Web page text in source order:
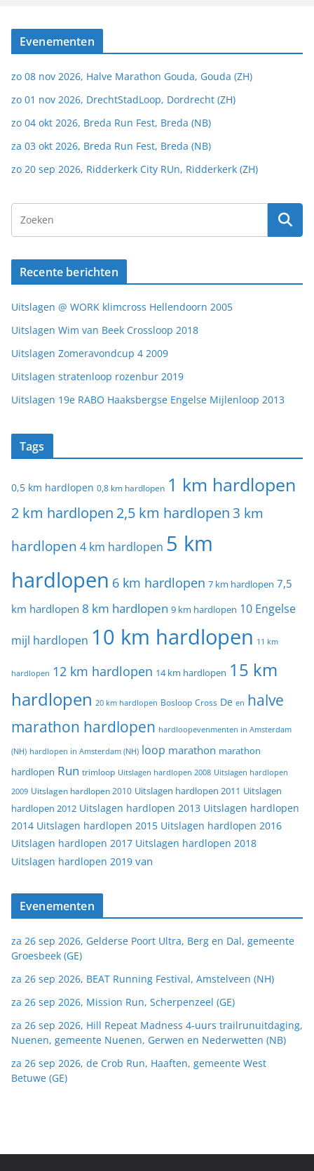
Evenementen
zo 08 nov 2026, Halve Marathon Gouda, Gouda (ZH)
zo 01 nov 2026, DrechtStadLoop, Dordrecht (ZH)
zo 04 okt 2026, Breda Run Fest, Breda (NB)
za 03 okt 2026, Breda Run Fest, Breda (NB)
zo 20 sep 2026, Ridderkerk City RUn, Ridderkerk (ZH)
Recente berichten
Uitslagen @ WORK klimcross Hellendoorn 2005
Uitslagen Wim van Beek Crossloop 2018
Uitslagen Zomeravondcup 4 2009
Uitslagen stratenloop rozenbur 2019
Uitslagen 19e RABO Haaksbergse Engelse Mijlenloop 2013
Tags
0,5 km hardlopen 0,8 km hardlopen 1 km hardlopen
2 km hardlopen 2,5 km hardlopen 3 km
hardlopen 4 km hardlopen 5 km
hardlopen 6 km hardlopen 7 km hardlopen 7,5
km hardlopen 8 km hardlopen 9 km hardlopen 10 Engelse
mijl hardlopen 10 km hardlopen 11 km
hardlopen 12 km hardlopen 14 km hardlopen 15 km
hardlopen 20 km hardlopen Bosloop Cross De en halve
marathon hardlopen hardloopevenmenten in Amsterdam
(NH) hardlopen in Amsterdam (NH) loop marathon marathon
hardlopen Run trimloop Uitslagen hardlopen 2008 Uitslagen hardlopen
2009 Uitslagen hardlopen 2010 Uitslagen hardlopen 2011 Uitslagen
hardlopen 2012 Uitslagen hardlopen 2013 Uitslagen hardlopen
2014 Uitslagen hardlopen 2015 Uitslagen hardlopen 2016
Uitslagen hardlopen 2017 Uitslagen hardlopen 2018
Uitslagen hardlopen 2019 van
Evenementen
za 26 sep 2026, Gelderse Poort Ultra, Berg en Dal, gemeente
Groesbeek (GE)
za 26 sep 2026, BEAT Running Festival, Amstelveen (NH)
za 26 sep 2026, Mission Run, Scherpenzeel (GE)
za 26 sep 2026, Hill Repeat Madness 4-uurs trailrunuitdaging,
Nuenen, gemeente Nuenen, Gerwen en Nederwetten (NB)
za 26 sep 2026, de Crob Run, Haaften, gemeente West
Betuwe (GE)